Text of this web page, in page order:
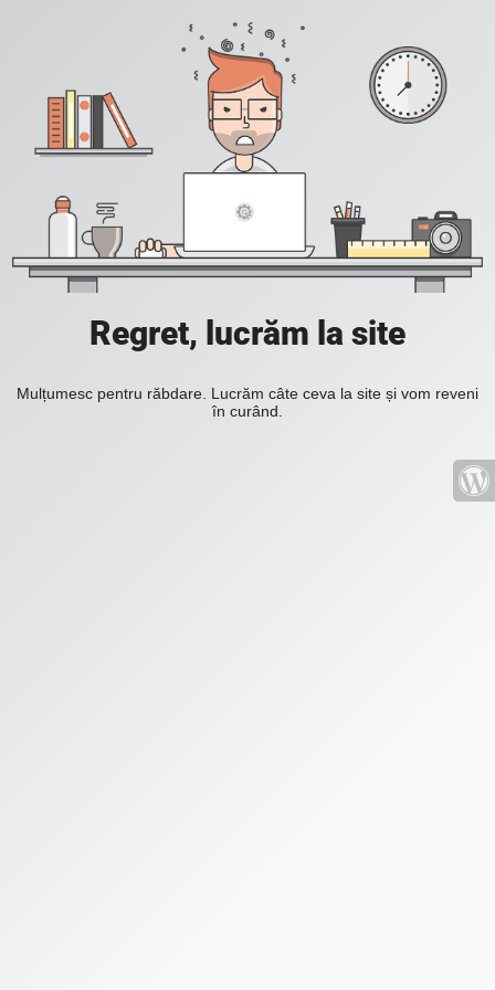
Regret, lucrăm la site
Mulțumesc pentru răbdare. Lucrăm câte ceva la site și vom reveni
în curând.